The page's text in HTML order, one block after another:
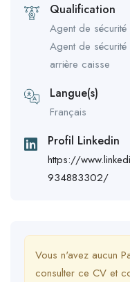
Qualification
Agent de
Agent de
arrière caisse
Langue(s)
Français
Profil Linkedin
https://
934883302/
Vous n'avez aucun
consulter ce CV et